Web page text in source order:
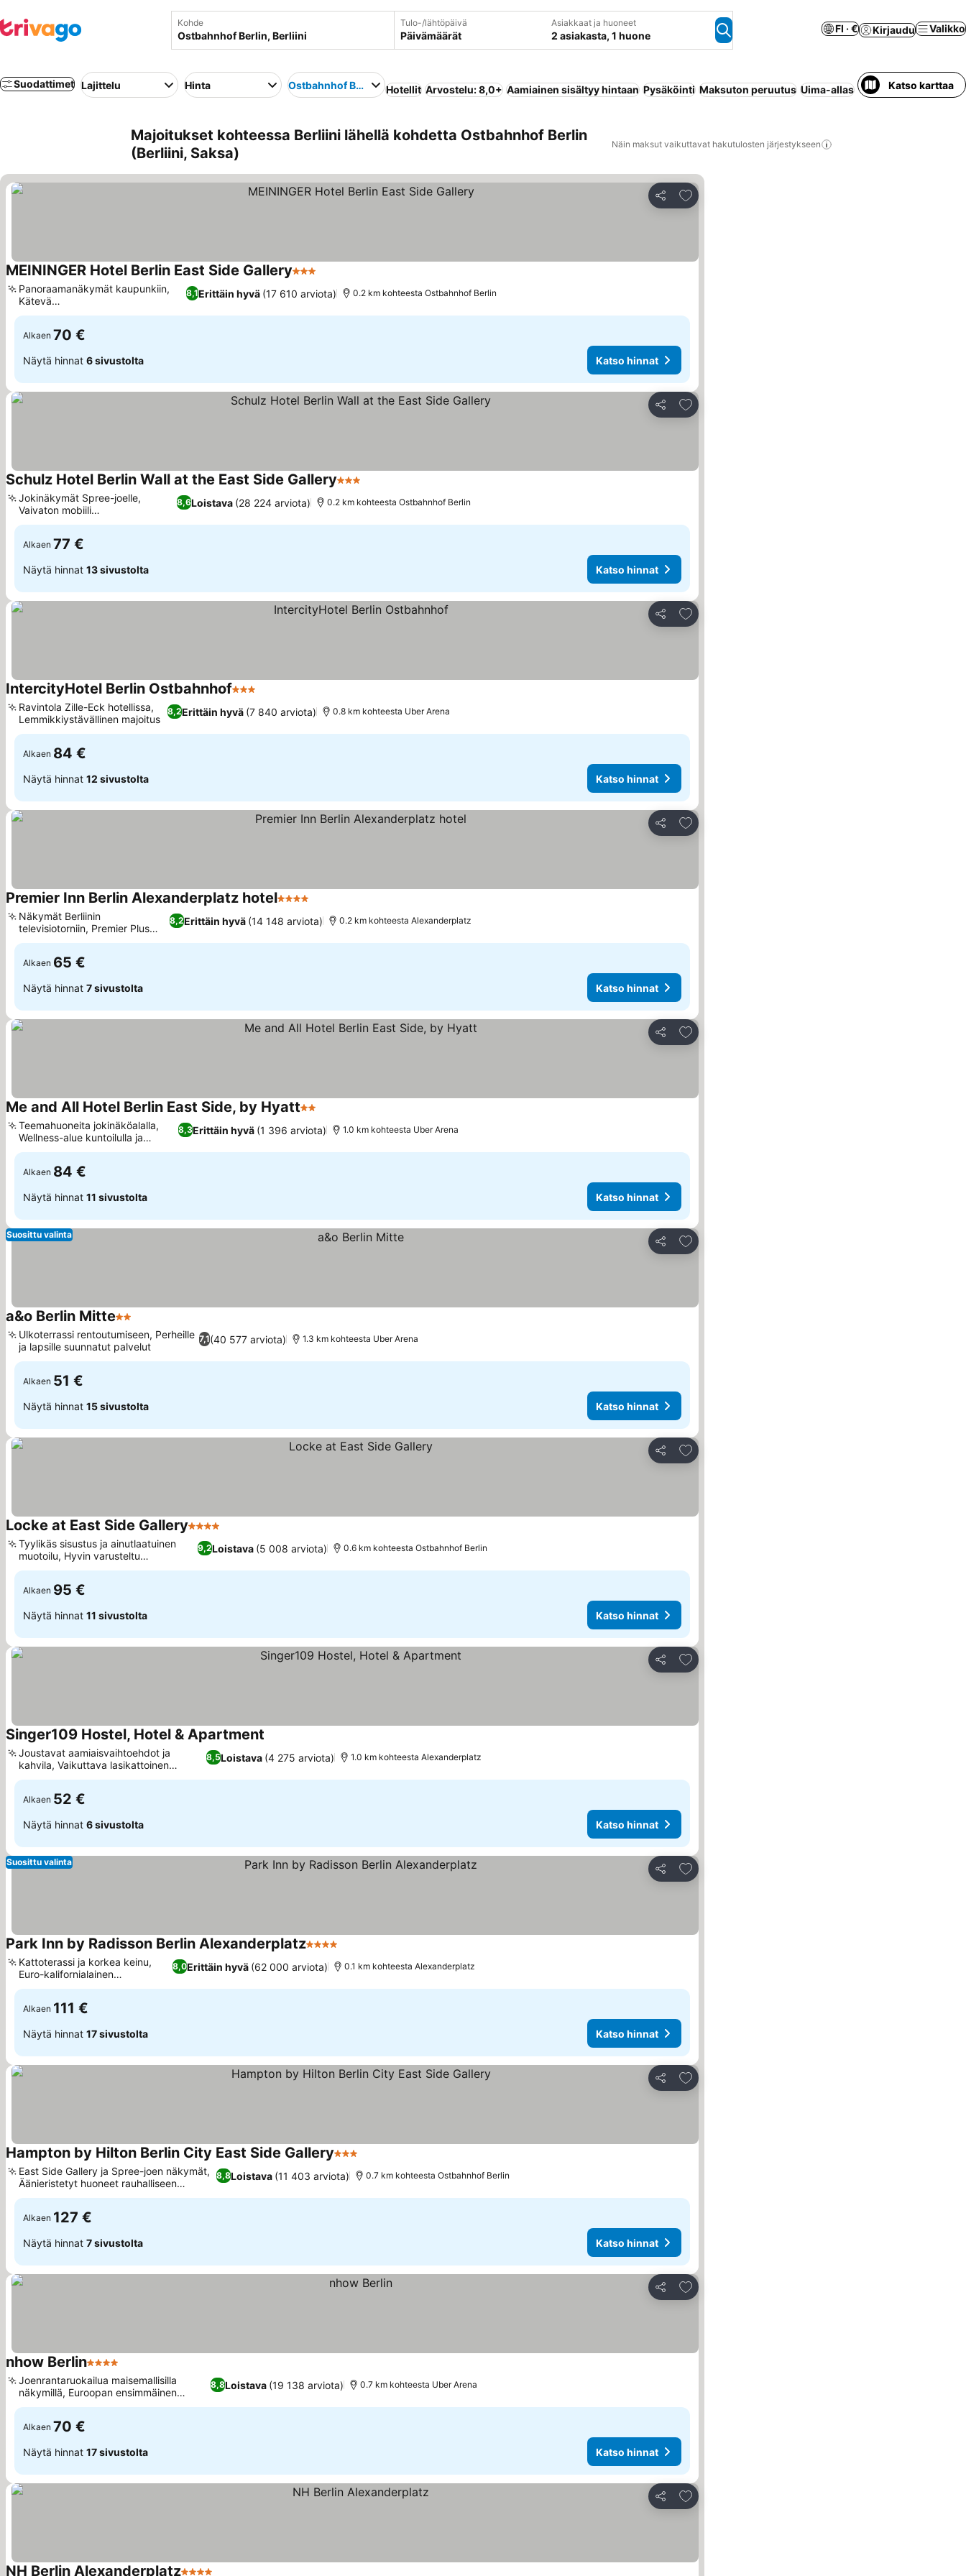
Kohde Tulo-/lähtöpäivä
Päivämäärät
Asiakkaat ja huoneet
2 asiakasta, 1 huone
FI · € Kirjaudu Valikko
Suodattimet Lajittelu Hinta Ostbahnhof Berlin Hotellit Arvostelu: 8,0+ Aamiainen sisältyy hintaan Pysäköinti Maksuton peruutus Uima-allas Huoneisto palveluilla
Katso karttaa
Majoitukset kohteessa Berliini lähellä kohdetta Ostbahnhof Berlin
(Berliini, Saksa)
Näin maksut vaikuttavat hakutulosten järjestykseen
Jaa
Lisää suosikkeihin
MEININGER Hotel Berlin East Side Gallery3 Tähtiluokitus
8,1Erittäin hyvä (17 610 arviota)
Panoraamanäkymät kaupunkiin,
Kätevä
itsepalvelusisäänkirjautuminen
0.2 km kohteesta Ostbahnhof Berlin
Alkaen 70 €
Näytä hinnat 6 sivustolta Katso hinnat
Jaa
Lisää suosikkeihin
Schulz Hotel Berlin Wall at the East Side Gallery3 Tähtiluokitus
8,6Loistava (28 224 arviota)
Jokinäkymät Spree-joelle,
Vaivaton mobiili
sisäänkirjautuminen
0.2 km kohteesta Ostbahnhof Berlin
Alkaen 77 €
Näytä hinnat 13 sivustolta Katso hinnat
Jaa
Lisää suosikkeihin
IntercityHotel Berlin Ostbahnhof3 Tähtiluokitus
8,2Erittäin hyvä (7 840 arviota)
Ravintola Zille-Eck hotellissa,
Lemmikkiystävällinen majoitus
0.8 km kohteesta Uber Arena
Alkaen 84 €
Näytä hinnat 12 sivustolta Katso hinnat
Jaa
Lisää suosikkeihin
Premier Inn Berlin Alexanderplatz hotel4 Tähtiluokitus
8,2Erittäin hyvä (14 148 arviota)
Näkymät Berliinin
televisiotorniin, Premier Plus
tilavat huoneet
0.2 km kohteesta Alexanderplatz
Alkaen 65 €
Näytä hinnat 7 sivustolta Katso hinnat
Jaa
Lisää suosikkeihin
Me and All Hotel Berlin East Side, by Hyatt2 Tähtiluokitus
8,3Erittäin hyvä (1 396 arviota)
Teemahuoneita jokinäköalalla,
Wellness-alue kuntoilulla ja
saunalla
1.0 km kohteesta Uber Arena
Alkaen 84 €
Näytä hinnat 11 sivustolta Katso hinnat
Jaa
Lisää suosikkeihin
Suosittu valinta
a&o Berlin Mitte2 Tähtiluokitus
7,1(40 577 arviota)
Ulkoterrassi rentoutumiseen, Perheille
ja lapsille suunnatut palvelut
1.3 km kohteesta Uber Arena
Alkaen 51 €
Näytä hinnat 15 sivustolta Katso hinnat
Jaa
Lisää suosikkeihin
Locke at East Side Gallery4 Tähtiluokitus
9,2Loistava (5 008 arviota)
Tyylikäs sisustus ja ainutlaatuinen
muotoilu, Hyvin varusteltu
kuntokeskus
0.6 km kohteesta Ostbahnhof Berlin
Alkaen 95 €
Näytä hinnat 11 sivustolta Katso hinnat
Jaa
Lisää suosikkeihin
Singer109 Hostel, Hotel & Apartment
8,5Loistava (4 275 arviota)
Joustavat aamiaisvaihtoehdot ja
kahvila, Vaikuttava lasikattoinen
atriumlounge
1.0 km kohteesta Alexanderplatz
Alkaen 52 €
Näytä hinnat 6 sivustolta Katso hinnat
Jaa
Lisää suosikkeihin
Suosittu valinta
Park Inn by Radisson Berlin Alexanderplatz4 Tähtiluokitus
8,0Erittäin hyvä (62 000 arviota)
Kattoterassi ja korkea keinu,
Euro-kalifornialainen
fuusioruokailu
0.1 km kohteesta Alexanderplatz
Alkaen 111 €
Näytä hinnat 17 sivustolta Katso hinnat
Jaa
Lisää suosikkeihin
Hampton by Hilton Berlin City East Side Gallery3 Tähtiluokitus
8,8Loistava (11 403 arviota)
East Side Gallery ja Spree-joen näkymät,
Äänieristetyt huoneet rauhalliseen
oleskeluun
0.7 km kohteesta Ostbahnhof Berlin
Alkaen 127 €
Näytä hinnat 7 sivustolta Katso hinnat
Jaa
Lisää suosikkeihin
nhow Berlin4 Tähtiluokitus
8,8Loistava (19 138 arviota)
Joenrantaruokailua maisemallisilla
näkymillä, Euroopan ensimmäinen
musiikkihotelli
0.7 km kohteesta Uber Arena
Alkaen 70 €
Näytä hinnat 17 sivustolta Katso hinnat
Jaa
Lisää suosikkeihin
NH Berlin Alexanderplatz